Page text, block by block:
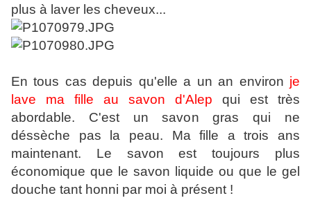
plus à laver les cheveux...
En tous cas depuis qu'elle a un an environ je
lave ma fille au savon d'Alep qui est très
abordable. C'est un savon gras qui ne
déssèche pas la peau. Ma fille a trois ans
maintenant. Le savon est toujours plus
économique que le savon liquide ou que le gel
douche tant honni par moi à présent !